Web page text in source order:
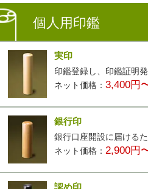
個人用印鑑
実印
印鑑登録し、印鑑証明
ネット価格：3,400円
銀行印
銀行口座開設に届ける
ネット価格： 2,900円